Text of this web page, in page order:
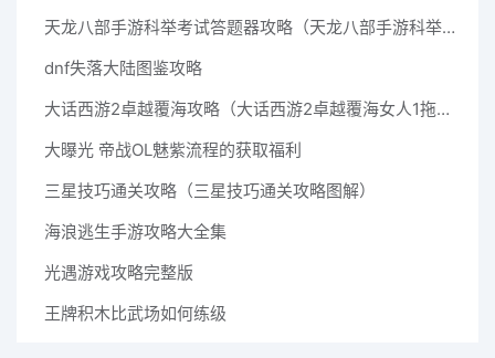
天龙八部手游科举考试答题器攻略（天龙八部手游科举考试答题器 17173）
dnf失落大陆图鉴攻略
大话西游2卓越覆海攻略（大话西游2卓越覆海女人1拖四）
大曝光 帝战OL魅紫流程的获取福利
三星技巧通关攻略（三星技巧通关攻略图解）
海浪逃生手游攻略大全集
光遇游戏攻略完整版
王牌积木比武场如何练级